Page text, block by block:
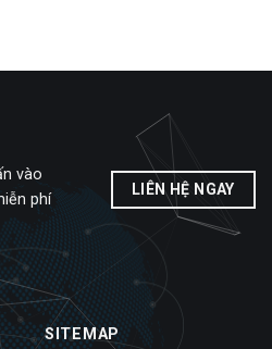
vào
phí
LIÊN HỆ NGAY
SITEMAP